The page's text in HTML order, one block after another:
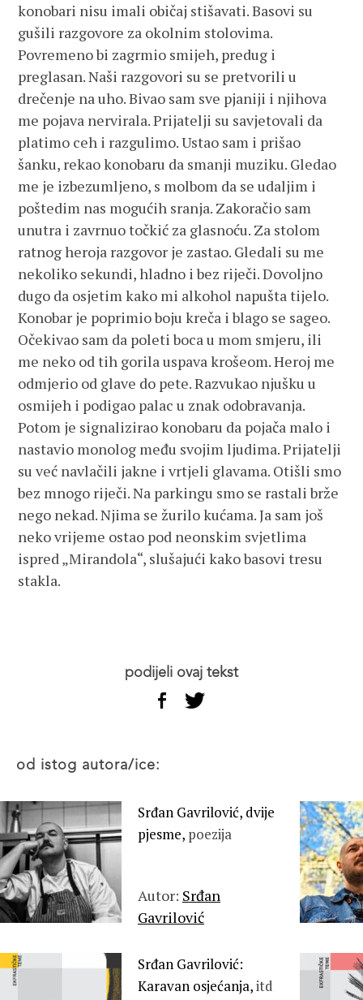
konobari nisu imali običaj stišavati. Basovi su
gušili razgovore za okolnim stolovima.
Povremeno bi zagrmio smijeh, predug i
preglasan. Naši razgovori su se pretvorili u
drečenje na uho. Bivao sam sve pjaniji i njihova
me pojava nervirala. Prijatelji su savjetovali da
platimo ceh i razgulimo. Ustao sam i prišao
šanku, rekao konobaru da smanji muziku. Gledao
me je izbezumljeno, s molbom da se udaljim i
poštedim nas mogućih sranja. Zakoračio sam
unutra i zavrnuo točkić za glasnoću. Za stolom
ratnog heroja razgovor je zastao. Gledali su me
nekoliko sekundi, hladno i bez riječi. Dovoljno
dugo da osjetim kako mi alkohol napušta tijelo.
Konobar je poprimio boju kreča i blago se sageo.
Očekivao sam da poleti boca u mom smjeru, ili
me neko od tih gorila uspava krošeom. Heroj me
odmjerio od glave do pete. Razvukao njušku u
osmijeh i podigao palac u znak odobravanja.
Potom je signalizirao konobaru da pojača malo i
nastavio monolog među svojim ljudima. Prijatelji
su već navlačili jakne i vrtjeli glavama. Otišli smo
bez mnogo riječi. Na parkingu smo se rastali brže
nego nekad. Njima se žurilo kućama. Ja sam još
neko vrijeme ostao pod neonskim svjetlima
ispred „Mirandola“, slušajući kako basovi tresu
stakla.
podijeli ovaj tekst
od istog autora/ice:
Srđan Gavrilović, dvije
pjesme, poezija
Autor: Srđan
Gavrilović
Srđan Gavrilović:
Karavan osjećanja,itd